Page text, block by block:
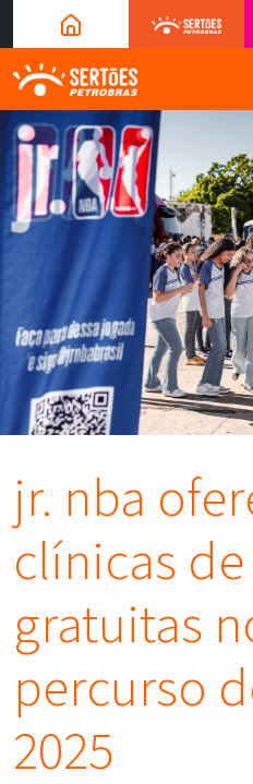
jr. nba
clínicas
gratuitas
percurso
2025